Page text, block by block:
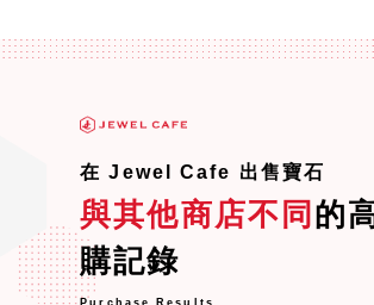
在 Jewel Cafe 出售寶石
與其他商店不同 的
購記錄
Purchase Results